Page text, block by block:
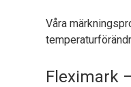
Våra
Fleximark